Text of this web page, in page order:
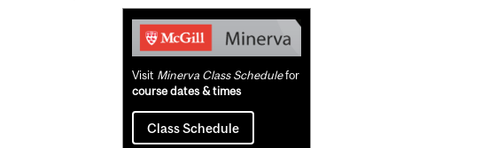
Related
Content
Visit Minerva Class Schedulefor
course dates & times
Class Schedule